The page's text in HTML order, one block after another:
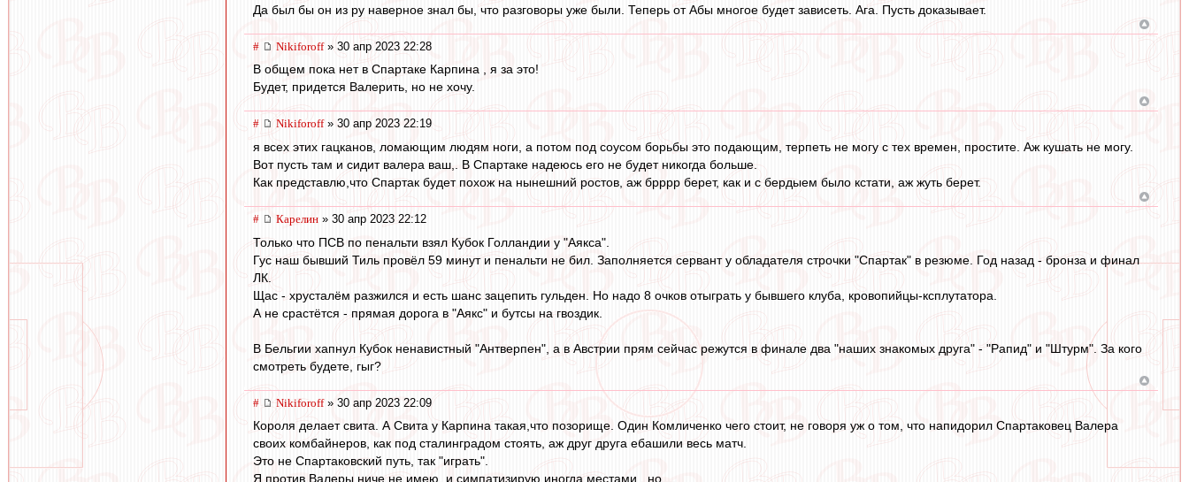
Да был бы он из ру наверное знал бы, что разговоры уже были. Теперь от Абы многое будет зависеть. Ага. Пусть доказывает.
# Nikiforoff» 30 апр 2023 22:28
В общем пока нет в Спартаке Карпина , я за это!
Будет, придется Валерить, но не хочу.
# Nikiforoff» 30 апр 2023 22:19
я всех этих гацканов, ломающим людям ноги, а потом под соусом борьбы это подающим, терпеть не могу с тех времен, простите. Аж кушать не могу.
Вот пусть там и сидит валера ваш,. В Спартаке надеюсь его не будет никогда больше.
Как представлю,что Спартак будет похож на нынешний ростов, аж брррр берет, как и с бердыем было кстати, аж жуть берет.
# Карелин » 30 апр 2023 22:12
Только что ПСВ по пенальти взял Кубок Голландии у "Аякса".
Гус наш бывший Тиль провёл 59 минут и пенальти не бил. Заполняется сервант у обладателя строчки "Спартак" в резюме. Год назад - бронза и финал
ЛК.
Щас - хрусталём разжился и есть шанс зацепить гульден. Но надо 8 очков отыграть у бывшего клуба, кровопийцы-ксплутатора.
А не срастётся - прямая дорога в "Аякс" и бутсы на гвоздик.
В Бельгии хапнул Кубок ненавистный "Антверпен", а в Австрии прям сейчас режутся в финале два "наших знакомых друга" - "Рапид" и "Штурм". За кого
смотреть будете, гыг?
# Nikiforoff» 30 апр 2023 22:09
Короля делает свита. А Свита у Карпина такая,что позорище. Один Комличенко чего стоит, не говоря уж о том, что напидорил Спартаковец Валера
своих комбайнеров, как под сталинградом стоять, аж друг друга ебашили весь матч.
Это не Спартаковский путь, так "играть".
Я против Валеры ниче не имею, и симпатизирую иногда местами , но....